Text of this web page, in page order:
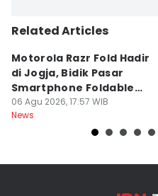
Related Articles
Motorola Razr Fold Hadir
di Jogja, Bidik Pasar
Smartphone Foldable
Premium
06 Agu 2026, 17:57 WIB
News